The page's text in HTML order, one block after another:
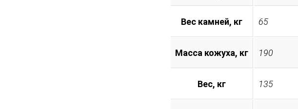
Вес камней, кг 65
Масса кожуха, кг 190
Вес, кг 135